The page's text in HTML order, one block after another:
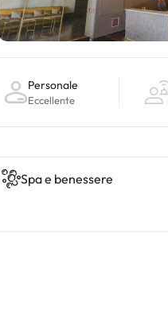
Personale
Eccellente
Spa e benessere